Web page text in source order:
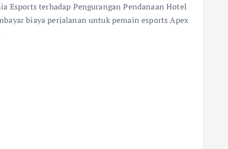
Esports terhadap Pengurangan Pendanaan Hotel
biaya perjalanan untuk pemain esports Apex